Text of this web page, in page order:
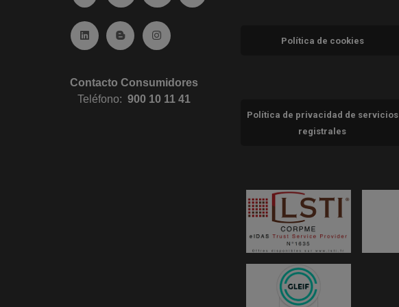
Ir a Linkedin (abre en ventana nueva)
Ir al Blog (abre en ventana nueva)
Ir a Instagram (abre en ventana nueva)
Contacto Consumidores
Teléfono:900 10 11 41
Política de cookies
Política de privacidad de servicios
registrales